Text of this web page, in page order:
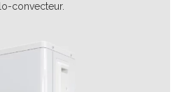
convecteur.